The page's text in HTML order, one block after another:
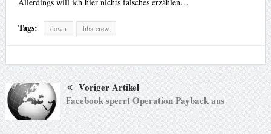
Tags: down hba-crew
Voriger Artikel
Facebook sperrt Operation Payback aus